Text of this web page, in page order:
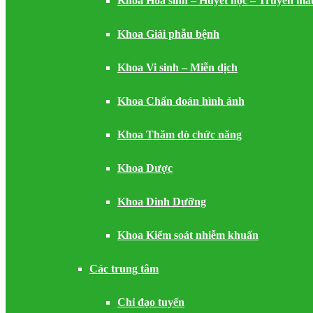
Khoa Giải phẫu bệnh
Khoa Vi sinh – Miễn dịch
Khoa Chẩn đoán hình ảnh
Khoa Thăm dò chức năng
Khoa Dược
Khoa Dinh Dưỡng
Khoa Kiểm soát nhiễm khuẩn
Các trung tâm
Chỉ đạo tuyến